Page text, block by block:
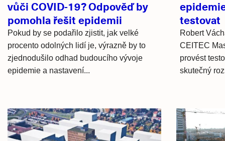
vůči COVID-19? Odpověď by
pomohla řešit epidemii
Pokud by se podařilo zjistit, jak velké
procento odolných lidí je, výrazně by to
zjednodušilo odhad budoucího vývoje
epidemie a nastavení...
testovat
Robert
CEITEC
provést
skutečný
Hlavní
novinky